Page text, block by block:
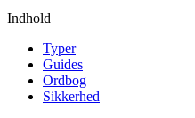
Indhold
Typer
Guides
Ordbog
Sikkerhed